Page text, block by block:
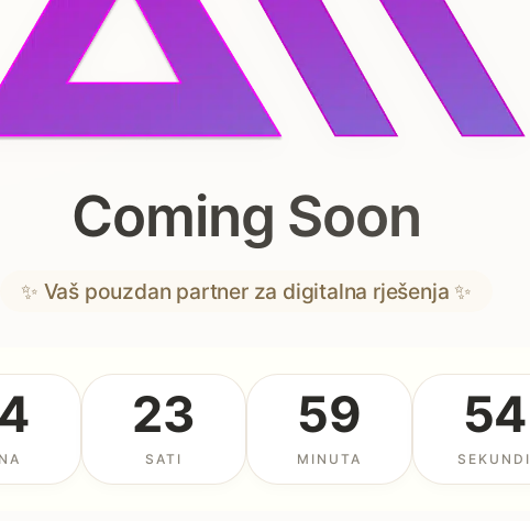
Coming Soon
✨ Vaš pouzdan partner za digitalna rješenja ✨
23
SATI
59
MINUTA
54
SEKUNDI